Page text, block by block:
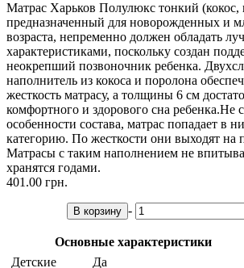
Матрас Харьков Полулюкс тонкий (кокос,
предназначенный для новорожденных и
возраста, непременно должен обладать
характеристиками, поскольку создан
неокрепший позвоночник ребенка.
наполнитель из кокоса и поролона
жесткость матрасу, а толщины 6 см
комфортного и здорового сна ребенка.Не
особенности состава, матрас попадает в
категорию. По жесткости они выходят на
Матрасы с таким наполнением не
хранятся годами.
401.00 грн.
В корзину -
Основные характеристики
Детские
Да